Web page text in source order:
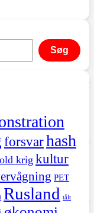
Søg
forsvarhash
krig kultur
PET
Rusland tålt